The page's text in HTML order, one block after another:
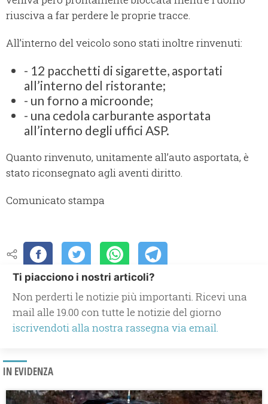
riusciva a far perdere le proprie tracce.
All’interno del veicolo sono stati inoltre rinvenuti:
- 12 pacchetti di sigarette, asportati
all’interno del ristorante;
- un forno a microonde;
- una cedola carburante asportata
all’interno degli uffici ASP.
Quanto rinvenuto, unitamente all’auto asportata, è
stato riconsegnato agli aventi diritto.
Comunicato stampa
Ti piacciono i nostri articoli?
Non perderti le notizie più importanti. Ricevi una
mail alle 19.00 con tutte le notizie del giorno
iscrivendoti alla nostra rassegna via email.
IN EVIDENZA